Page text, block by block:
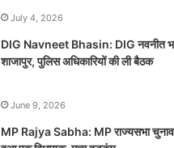
July 4, 2026
DIG Navneet Bhasin: DIG नवनीत
शाजापुर, पुलिस अधिकारियों की ली बैठक
June 9, 2026
MP Rajya Sabha: MP राज्यसभा